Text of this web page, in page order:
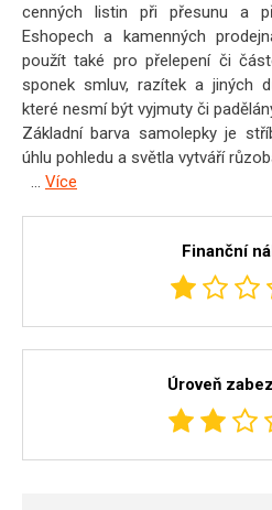
cenných listin při přesunu a
Eshopech a kamenných
použít také pro přelepení či
sponek smluv, razítek a jiných
které nesmí být vyjmuty či
Základní barva samolepky je
úhlu pohledu a světla vytváří
... Více
Finanční
Úroveň